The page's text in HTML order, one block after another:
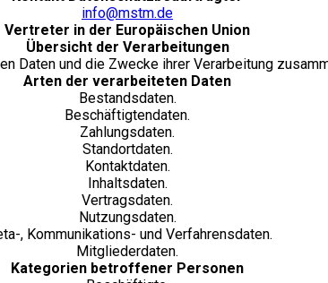
info@mstm.de
Vertreter in der Europäischen Union
Übersicht der Verarbeitungen
Daten und die Zwecke ihrer Verarbeitung
Arten der verarbeiteten Daten
Bestandsdaten.
Beschäftigtendaten.
Zahlungsdaten.
Standortdaten.
Kontaktdaten.
Inhaltsdaten.
Vertragsdaten.
Nutzungsdaten.
, Kommunikations- und Verfahrensdaten.
Mitgliederdaten.
Kategorien betroffener Personen